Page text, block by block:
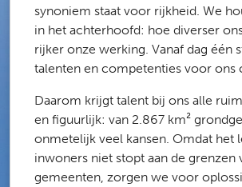
synoniem staat voor rijkheid. We
in het achterhoofd: hoe diverser
rijker onze werking. Vanaf dag één
talenten en competenties voor ons
Daarom krijgt talent bij ons alle
en figuurlijk: van 2.867 km²
onmetelijk veel kansen. Omdat het
inwoners niet stopt aan de grenzen
gemeenten, zorgen we voor